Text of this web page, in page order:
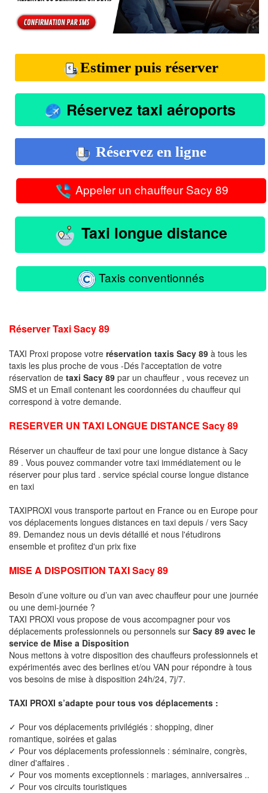
Estimer puis réserver
Réservez taxi aéroports
Réservez en ligne
Appeler un chauffeur Sacy 89
Taxi longue distance
Taxis conventionnés
Réserver Taxi Sacy 89
TAXI Proxi propose votre réservation taxis Sacy 89 à tous les
taxis les plus proche de vous -Dés l'acceptation de votre
réservation de taxi Sacy 89 par un chauffeur , vous recevez un
SMS et un Email contenant les coordonnées du chauffeur qui
correspond à votre demande.
RESERVER UN TAXI LONGUE DISTANCE Sacy 89
Réserver un chauffeur de taxi pour une longue distance à Sacy
89 . Vous pouvez commander votre taxi immédiatement ou le
réserver pour plus tard . service spécial course longue distance
en taxi
TAXIPROXI vous transporte partout en France ou en Europe pour
vos déplacements longues distances en taxi depuis / vers Sacy
89. Demandez nous un devis détaillé et nous l'étudirons
ensemble et profitez d'un prix fixe
MISE A DISPOSITION TAXI Sacy 89
Besoin d’une voiture ou d’un van avec chauffeur pour une journée
ou une demi-journée ?
TAXI PROXI vous propose de vous accompagner pour vos
déplacements professionnels ou personnels sur Sacy 89 avec le
service de Mise a Disposition
Nous mettons à votre disposition des chauffeurs professionnels et
expérimentés avec des berlines et/ou VAN pour répondre à tous
vos besoins de mise à disposition 24h/24, 7j/7.
TAXI PROXI s’adapte pour tous vos déplacements :
✓ Pour vos déplacements privilégiés : shopping, diner
romantique, soirées et galas
✓ Pour vos déplacements professionnels : séminaire, congrès,
diner d'affaires .
✓ Pour vos moments exceptionnels : mariages, anniversaires ..
✓ Pour vos circuits touristiques